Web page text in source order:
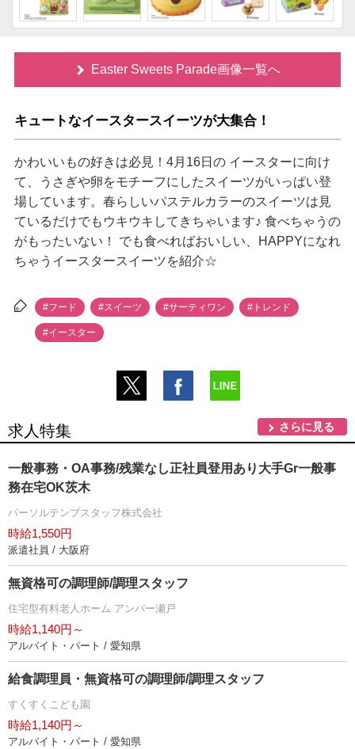
Easter Sweets Parade画像一覧へ
キュートなイースタースイーツが大集合！
かわいいもの好きは必見！4月16日の イースターに向け
て、うさぎや卵をモチーフにしたスイーツがいっぱい登
場しています。春らしいパステルカラーのスイーツは見
ているだけでもウキウキしてきちゃいます♪ 食べちゃうの
がもったいない！ でも食べればおいしい、HAPPYになれ
ちゃうイースタースイーツを紹介☆
#フード #スイーツ #サーティワン #トレンド
#イースター
求人特集 さらに見る
一般事務・OA事務/残業なし正社員登用あり大手Gr一般事
務在宅OK茨木
パーソルテンプスタッフ株式会社
時給1,550円
派遣社員 / 大阪府
無資格可の調理師/調理スタッフ
住宅型有料老人ホーム アンバー瀬戸
時給1,140円～
アルバイト・パート / 愛知県
給食調理員・無資格可の調理師/調理スタッフ
すくすくこども園
時給1,140円～
アルバイト・パート / 愛知県